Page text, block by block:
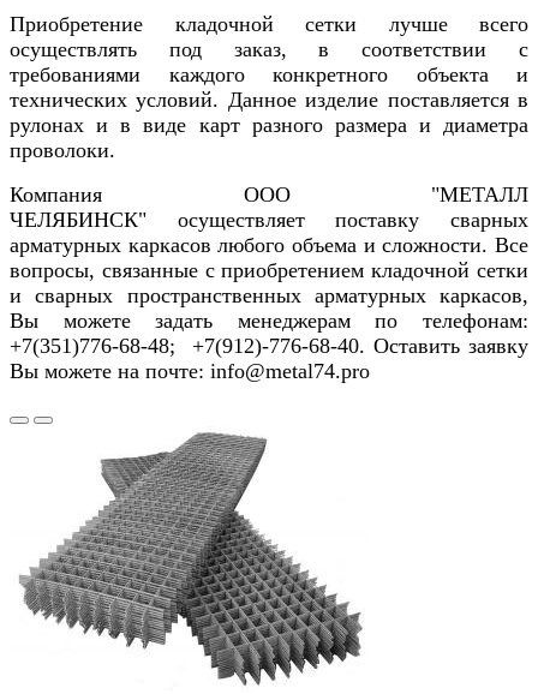
Приобретение кладочной сетки лучше всего
осуществлять под заказ, в соответствии с
требованиями каждого конкретного объекта и
технических условий. Данное изделие поставляется в
рулонах и в виде карт разного размера и диаметра
проволоки.
Компания ООО "МЕТАЛЛ
ЧЕЛЯБИНСК" осуществляет поставку сварных
арматурных каркасов любого объема и сложности. Все
вопросы, связанные с приобретением кладочной сетки
и сварных пространственных арматурных каркасов,
Вы можете задать менеджерам по телефонам:
+7(351)776-68-48; +7(912)-776-68-40. Оставить заявку
Вы можете на почте: info@metal74.pro